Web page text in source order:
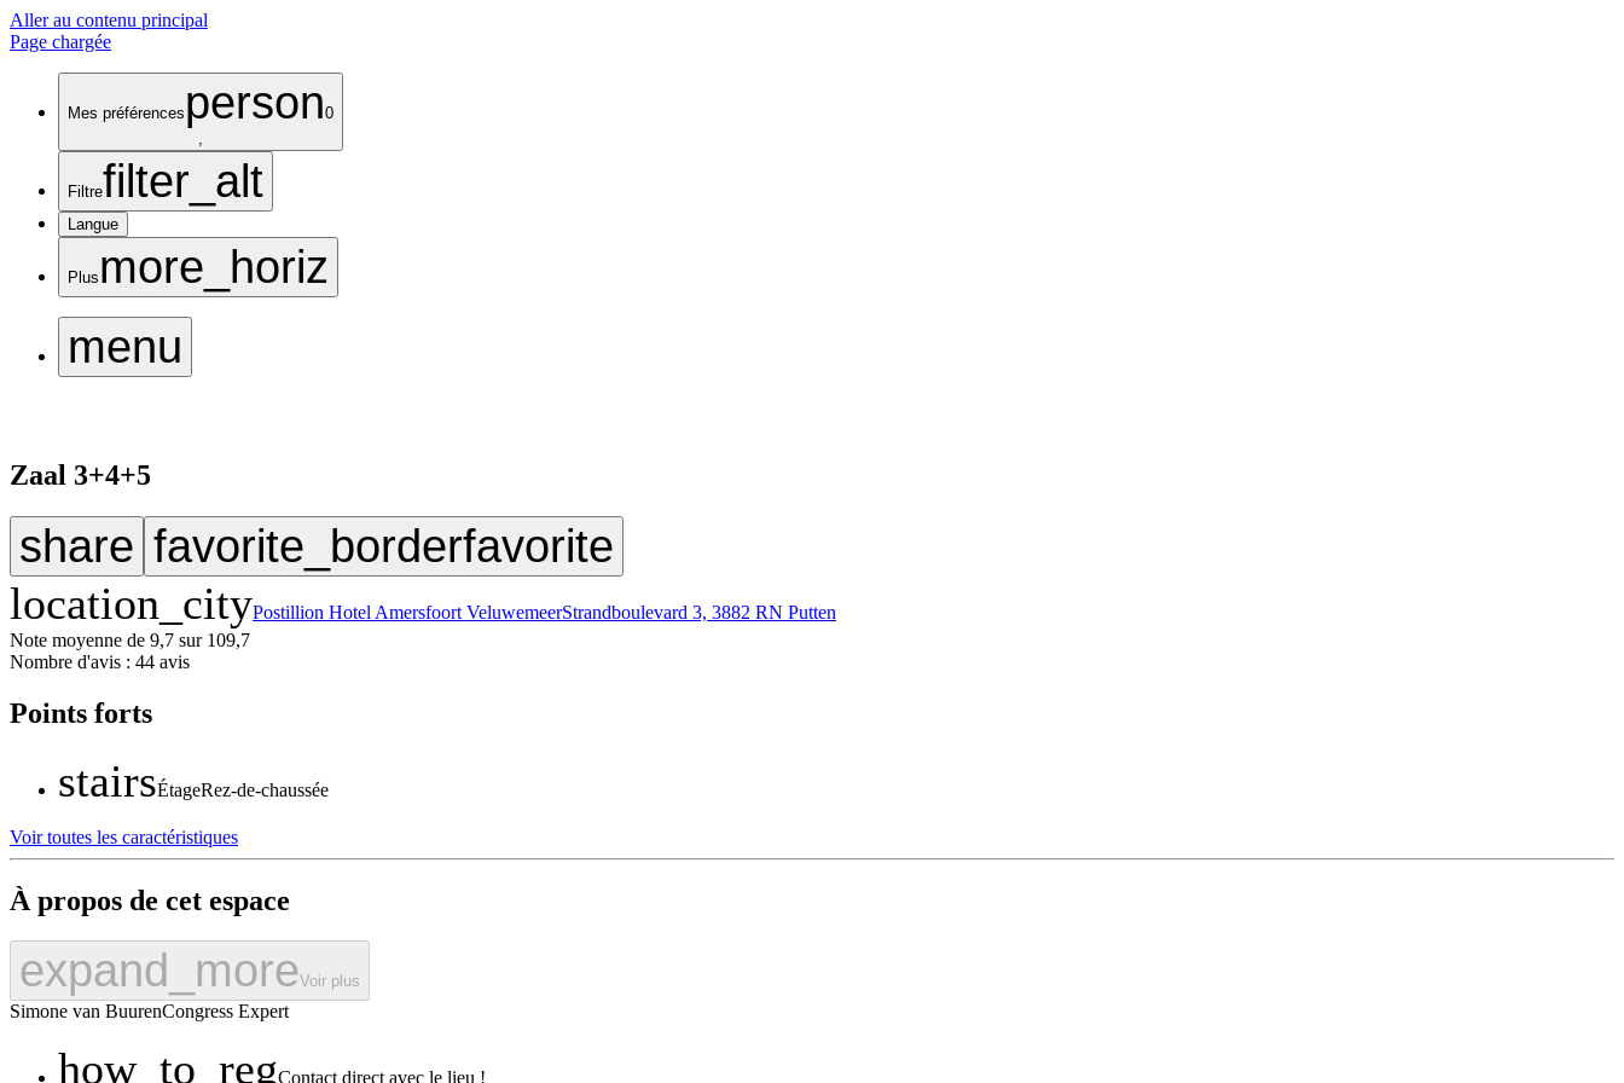
Aller au contenu principal
Page chargée
Mes préférences person0
,
Filtrefilter_alt
Langue
Plus more_horiz
menu
Zaal 3+4+5
share favorite_borderfavorite
location_cityPostillion Hotel Amersfoort VeluwemeerStrandboulevard 3, 3882 RN Putten
Note moyenne de 9,7 sur 109,7
Nombre d'avis : 44 avis
Points forts
stairsÉtageRez-de-chaussée
Voir toutes les caractéristiques
À propos de cet espace
expand_moreVoir plus
Simone van BuurenCongress Expert
how_to_regContact direct avec le lieu !